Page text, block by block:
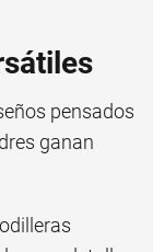
pensados
ganan